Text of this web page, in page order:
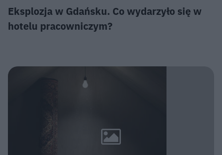
Eksplozja w Gdańsku. Co wydarzyło się w
hotelu pracowniczym?